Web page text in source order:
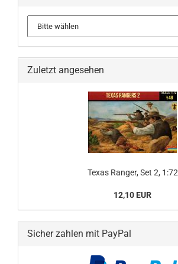
Zuletzt angesehen
Texas Ranger, Set 2, 1:72
12,10 EUR
Sicher zahlen mit PayPal